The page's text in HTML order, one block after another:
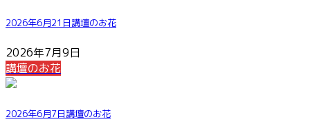
2026年6月21日講壇のお花
2026年7月9日
講壇のお花
2026年6月7日講壇のお花